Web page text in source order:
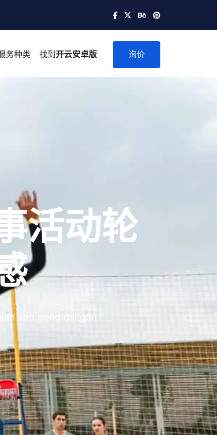
务种类 找到 开云安卓版 询价
活动轮
kan geng dai gan